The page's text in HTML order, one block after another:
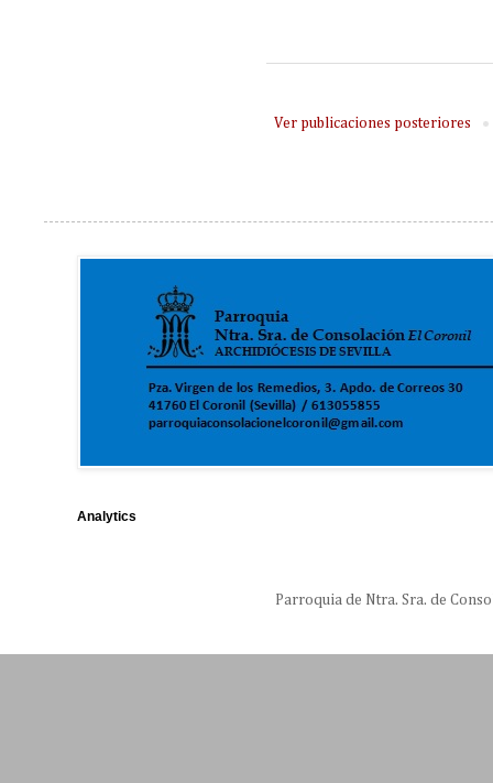
Ver publicaciones posteriores
Analytics
Parroquia de Ntra. Sra. de